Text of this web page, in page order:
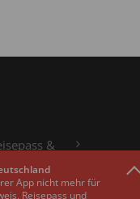
&
App nicht mehr für
Reisepass und